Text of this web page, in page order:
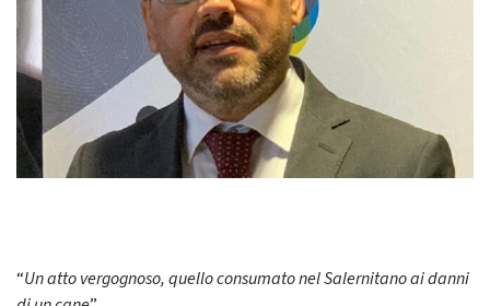
“Un atto vergognoso, quello consumato nel Salernitano ai danni